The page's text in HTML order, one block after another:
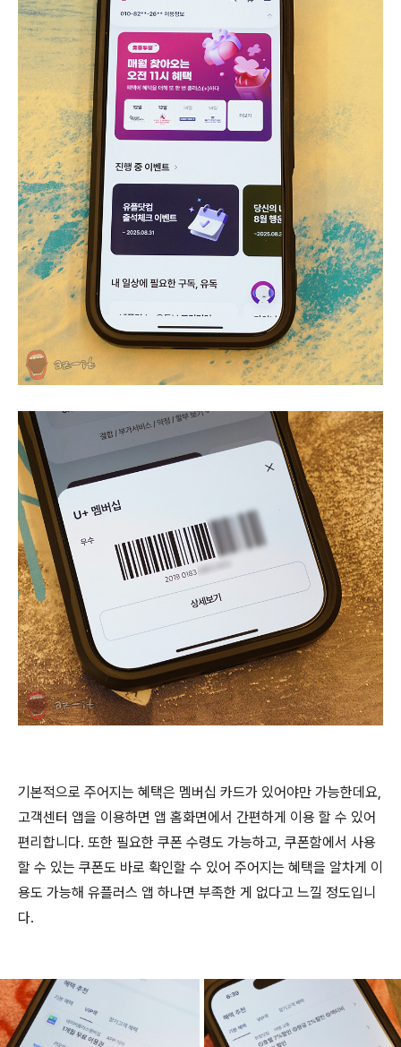
기본적으로 주어지는 혜택은 멤버십 카드가 있어야만 가능한데요,
고객센터 앱을 이용하면 앱 홈화면에서 간편하게 이용 할 수 있어
편리합니다. 또한 필요한 쿠폰 수령도 가능하고, 쿠폰함에서 사용
할 수 있는 쿠폰도 바로 확인할 수 있어 주어지는 혜택을 알차게 이
용도 가능해 유플러스 앱 하나면 부족한 게 없다고 느낄 정도입니
다.